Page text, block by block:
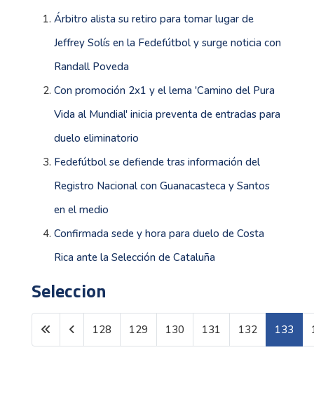
Árbitro alista su retiro para tomar lugar de
Jeffrey Solís en la Fedefútbol y surge noticia con
Randall Poveda
Con promoción 2x1 y el lema 'Camino del Pura
Vida al Mundial' inicia preventa de entradas para
duelo eliminatorio
Fedefútbol se defiende tras información del
Registro Nacional con Guanacasteca y Santos
en el medio
Confirmada sede y hora para duelo de Costa
Rica ante la Selección de Cataluña
Seleccion
Página 133 de 150
128 129 130 131 132 133